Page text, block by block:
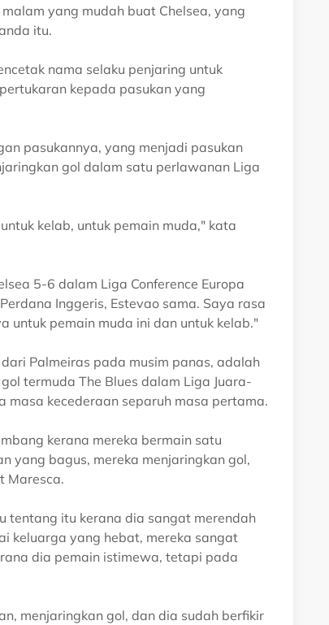
yang mudah buat Chelsea, yang
itu.
nama selaku penjaring untuk
kepada pasukan yang
pasukannya, yang menjadi pasukan
gol dalam satu perlawanan Liga
kelab, untuk pemain muda," kata
5-6 dalam Liga Conference Europa
Inggeris, Estevao sama. Saya rasa
untuk pemain muda ini dan untuk kelab."
Palmeiras pada musim panas, adalah
termuda The Blues dalam Liga Juara-
masa kecederaan separuh masa pertama.
kerana mereka bermain satu
yang bagus, mereka menjaringkan gol,
Maresca.
tentang itu kerana dia sangat merendah
keluarga yang hebat, mereka sangat
dia pemain istimewa, tetapi pada
menjaringkan gol, dan dia sudah berfikir